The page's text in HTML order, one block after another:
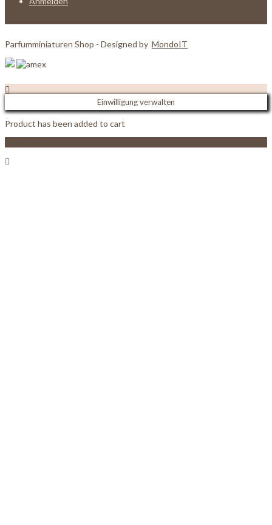
Parfumminiaturen Shop - Designed by MondoIT
Einwilligung verwalten
Product has been added to cart